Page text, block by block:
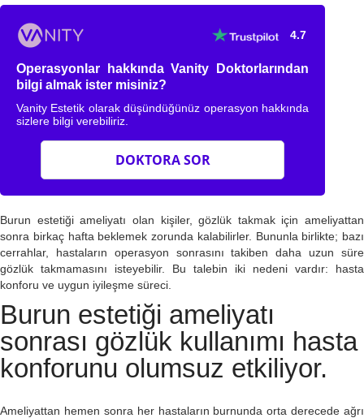
4.7
Operasyonlar hakkında Vanity Doktorlarından
bilgi almak ister misiniz?
Vanity Estetik olarak düşündüğünüz operasyon hakkında
sizlere bilgi verebiliriz.
DOKTORA SOR
Burun estetiği ameliyatı olan kişiler, gözlük takmak için ameliyattan
sonra birkaç hafta beklemek zorunda kalabilirler. Bununla birlikte; bazı
cerrahlar, hastaların operasyon sonrasını takiben daha uzun süre
gözlük takmamasını isteyebilir. Bu talebin iki nedeni vardır: hasta
konforu ve uygun iyileşme süreci.
Burun estetiği ameliyatı
sonrası gözlük kullanımı hasta
konforunu olumsuz etkiliyor.
Ameliyattan hemen sonra her hastaların burnunda orta derecede ağrı